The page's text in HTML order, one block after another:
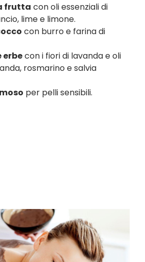
frutta con oli essenziali di
lime e limone.
con burro e farina di
erbecon i fiori di lavanda e oli
rosmarino e salvia
per pelli sensibili.